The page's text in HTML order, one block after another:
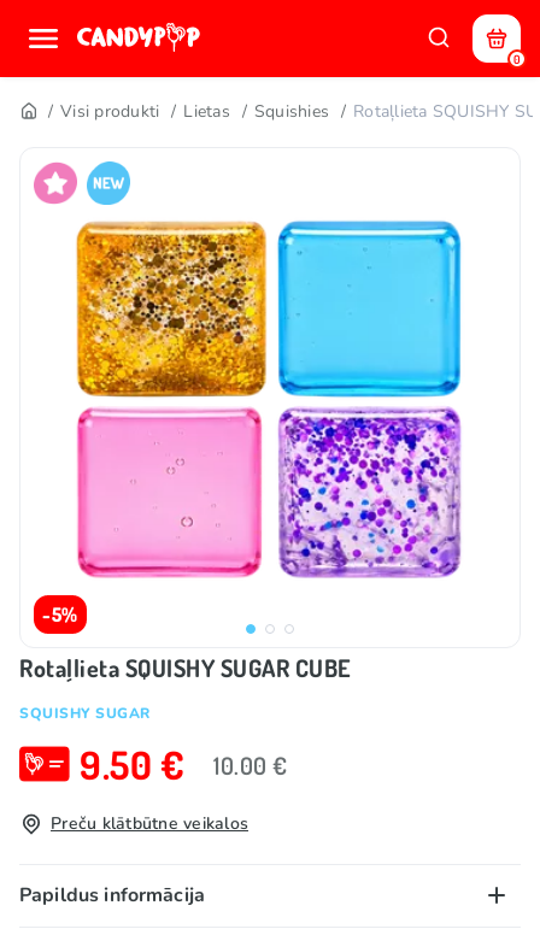
0
Visi produkti Lietas Squishies Rotaļlieta SQUISHY
-5%
Rotaļlieta SQUISHY SUGAR CUBE
SQUISHY SUGAR
9.50 € 10.00 €
Preču klātbūtne veikalos
Papildus informācija